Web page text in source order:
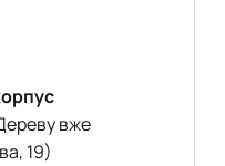
вже
19)